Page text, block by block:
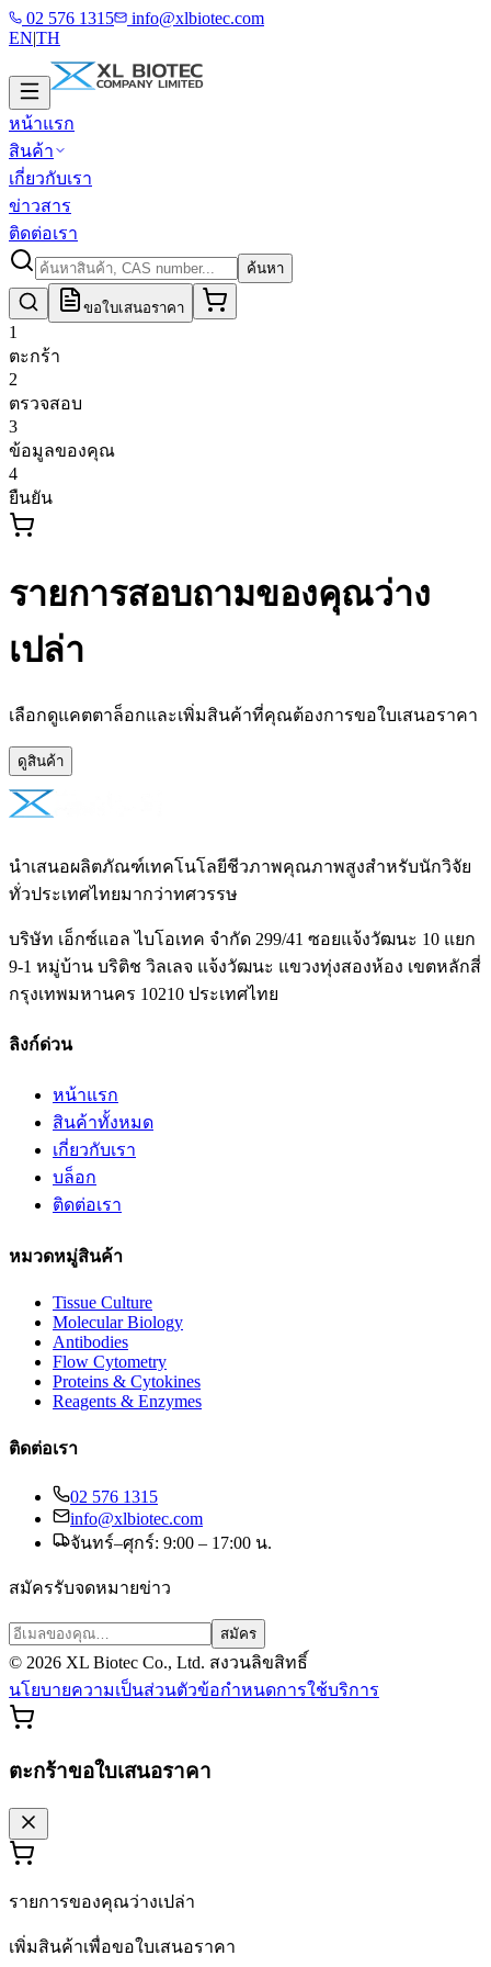
02 576 1315
info@xlbiotec.com
EN|TH
หน้าแรก
สินค้า
เกี่ยวกับเรา
ข่าวสาร
ติดต่อเรา
ค้นหา
ขอใบเสนอราคา
1
ตะกร้า
2
ตรวจสอบ
3
ข้อมูลของคุณ
4
ยืนยัน
รายการสอบถามของคุณว่าง
เปล่า
เลือกดูแคตตาล็อกและเพิ่มสินค้าที่คุณต้องการขอใบเสนอราคา
ดูสินค้า
นำเสนอผลิตภัณฑ์เทคโนโลยีชีวภาพคุณภาพสูงสำหรับนักวิจัย
ทั่วประเทศไทยมากว่าทศวรรษ
บริษัท เอ็กซ์แอล ไบโอเทค จำกัด 299/41 ซอยแจ้งวัฒนะ 10 แยก
9-1 หมู่บ้าน บริติช วิลเลจ แจ้งวัฒนะ แขวงทุ่งสองห้อง เขตหลักสี่
กรุงเทพมหานคร 10210 ประเทศไทย
ลิงก์ด่วน
หน้าแรก
สินค้าทั้งหมด
เกี่ยวกับเรา
บล็อก
ติดต่อเรา
หมวดหมู่สินค้า
Tissue Culture
Molecular Biology
Antibodies
Flow Cytometry
Proteins & Cytokines
Reagents & Enzymes
ติดต่อเรา
02 576 1315
info@xlbiotec.com
จันทร์–ศุกร์: 9:00 – 17:00 น.
สมัครรับจดหมายข่าว
สมัคร
© 2026 XL Biotec Co., Ltd. สงวนลิขสิทธิ์
นโยบายความเป็นส่วนตัวข้อกำหนดการใช้บริการ
ตะกร้าขอใบเสนอราคา
รายการของคุณว่างเปล่า
เพิ่มสินค้าเพื่อขอใบเสนอราคา